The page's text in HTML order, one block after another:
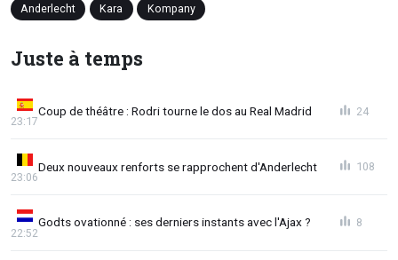
Anderlecht Kara Kompany
Juste à temps
Coup de théâtre : Rodri tourne le dos au Real Madrid
23:17
24
Deux nouveaux renforts se rapprochent d'Anderlecht
23:06
108
Godts ovationné : ses derniers instants avec l'Ajax ?
22:52
8